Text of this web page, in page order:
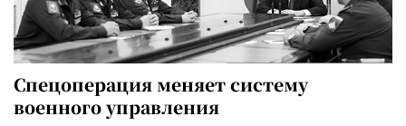
Спецоперация меняет систему
военного управления